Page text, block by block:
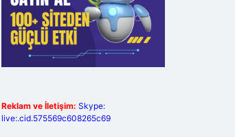
Reklam ve İletişim: Skype:
live:.cid.575569c608265c69